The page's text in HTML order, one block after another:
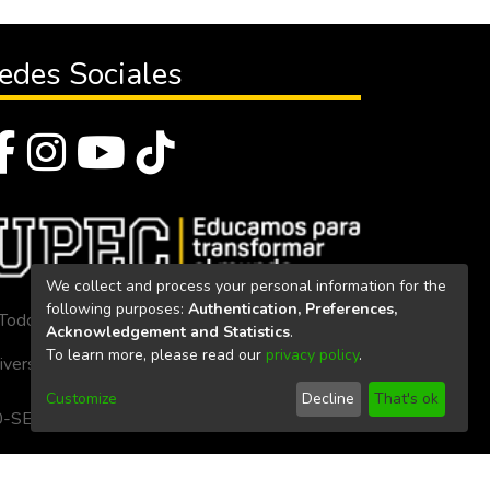
observar que los animales
pues esta se mantuvo en
a base de aliso mantiene
Sociales
los derechos reservados 2023
Politécnica Estatal del Carchi
SE-33-CACES-2020
We collect and process your personal information for the
following purposes: Authentication, Preferences,
Acknowledgement and Statistics.
To learn more, please read our privacy policy.
Customize Decline That's ok